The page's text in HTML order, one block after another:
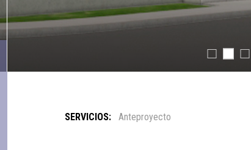
SERVICIOS: Anteproyecto